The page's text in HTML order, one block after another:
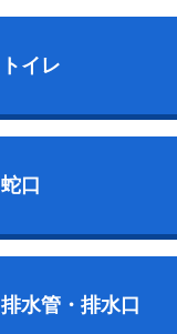
トイレ
蛇口
排水管・排水口